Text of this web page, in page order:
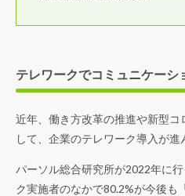
テレワークでコミュニケーシ
近年、働き方改革の推進や新型コ
して、企業のテレワーク導入が進
パーソル総合研究所が2022年に
ク実施者のなかで80.2%が今後も